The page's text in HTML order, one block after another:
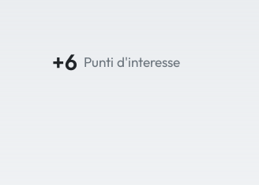
+6 Punti d'interesse